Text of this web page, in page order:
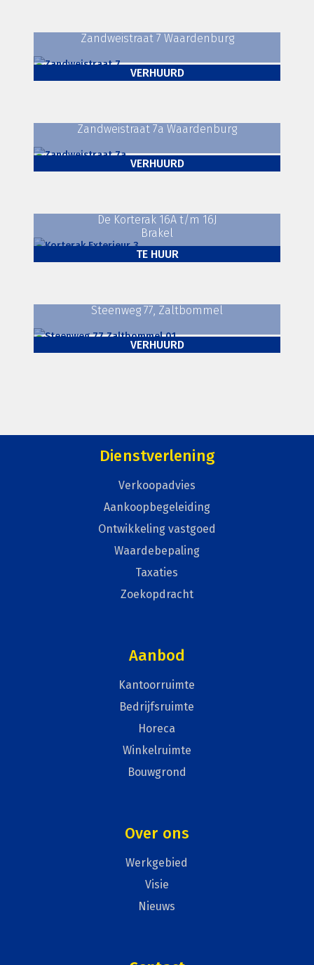
Zandweistraat 7 Waardenburg
VERHUURD
Zandweistraat 7a Waardenburg
Kantoorruimte
VERHUURD
De Korterak 16A t/m 16J
Brakel
Bedrijfsruimte,Kantoorruimte
TE HUUR
Steenweg 77, Zaltbommel
VERHUURD
Dienstverlening
Verkoopadvies
Aankoopbegeleiding
Ontwikkeling vastgoed
Waardebepaling
Taxaties
Zoekopdracht
Aanbod
Kantoorruimte
Bedrijfsruimte
Horeca
Winkelruimte
Bouwgrond
Over ons
Werkgebied
Visie
Nieuws